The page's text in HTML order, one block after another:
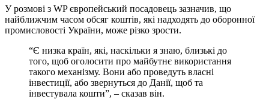
У розмові з WP європейський посадовець зазначив, що
найближчим часом обсяг коштів, які надходять до оборонної
промисловості України, може різко зрости.
“Є низка країн, які, наскільки я знаю, близькі до
того, щоб оголосити про майбутнє використання
такого механізму. Вони або проведуть власні
інвестиції, або звернуться до Данії, щоб та
інвестувала кошти”, – сказав він.